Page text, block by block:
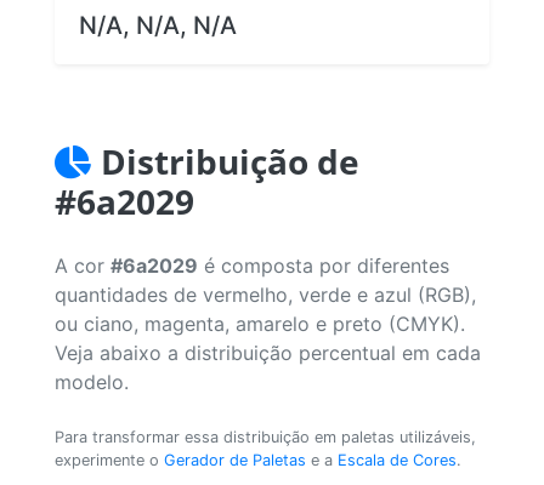
N/A, N/A, N/A
Distribuição de
#6a2029
A cor #6a2029 é composta por diferentes
quantidades de vermelho, verde e azul (RGB),
ou ciano, magenta, amarelo e preto (CMYK).
Veja abaixo a distribuição percentual em cada
modelo.
Para transformar essa distribuição em paletas utilizáveis,
experimente o Gerador de Paletas e a Escala de Cores.